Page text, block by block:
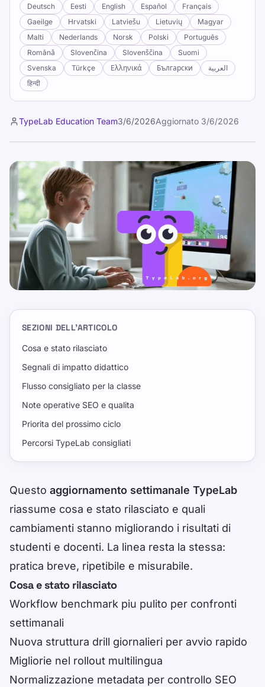
Deutsch
Eesti English Español
Français
Gaeilge
Hrvatski Latviešu Lietuvių
Magyar
Malti
Nederlands Norsk Polski
Português
Română
Slovenčina Slovenščina
Suomi
Svenska
Türkçe Ελληνικά Български
العربية
हिन्दी
TypeLab Education Team3/6/2026Aggiornato 3/6/2026
SEZIONI DELL’ARTICOLO
Cosa e stato rilasciato
Segnali di impatto didattico
Flusso consigliato per la classe
Note operative SEO e qualita
Priorita del prossimo ciclo
Percorsi TypeLab consigliati
Questo aggiornamento settimanale TypeLab
riassume cosa e stato rilasciato e quali
cambiamenti stanno migliorando i risultati di
studenti e docenti. La linea resta la stessa:
pratica breve, ripetibile e misurabile.
Cosa e stato rilasciato
Workflow benchmark piu pulito per confronti
settimanali
Nuova struttura drill giornalieri per avvio rapido
Migliorie nel rollout multilingua
Normalizzazione metadata per controllo SEO